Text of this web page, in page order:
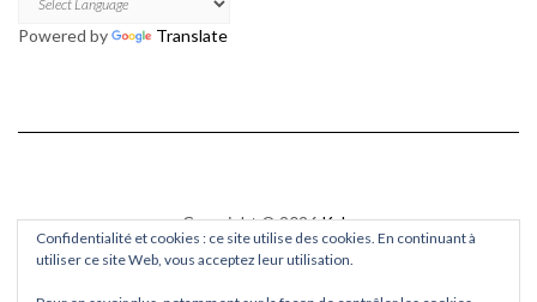
Powered by Translate
Copyright © 2026Kale
Kaleby LyraThemes.com.
Confidentialité et cookies : ce site utilise des cookies. En continuant à
utiliser ce site Web, vous acceptez leur utilisation.